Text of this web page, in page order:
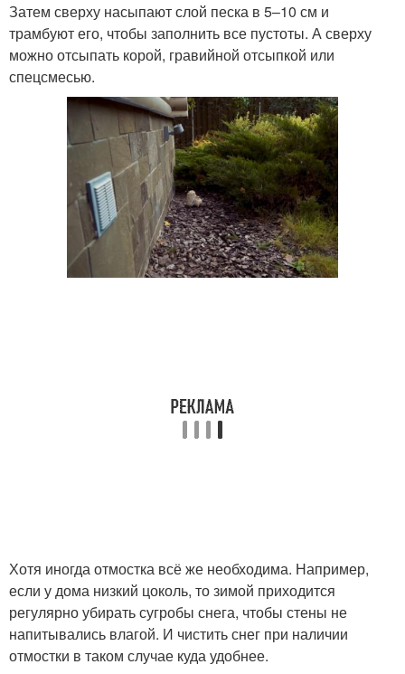
Затем сверху насыпают слой песка в 5–10 см и
трамбуют его, чтобы заполнить все пустоты. А сверху
можно отсыпать корой, гравийной отсыпкой или
спецсмесью.
Хотя иногда отмостка всё же необходима. Например,
если у дома низкий цоколь, то зимой приходится
регулярно убирать сугробы снега, чтобы стены не
напитывались влагой. И чистить снег при наличии
отмостки в таком случае куда удобнее.